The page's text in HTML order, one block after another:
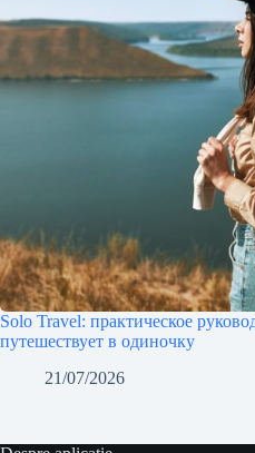
Solo Travel: практическое
путешествует в одиночку
21/07/2026